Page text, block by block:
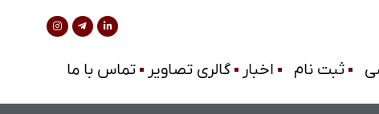
ثبت نام اخبار گالری تصاویر تماس با ما